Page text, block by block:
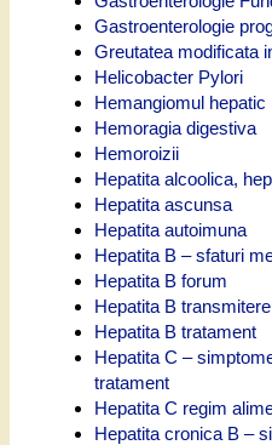
Gastroenterologie
Greutatea modificata
Helicobacter Pylori
Hemangiomul hepatic
Hemoragia digestiva
Hemoroizii
Hepatita alcoolica,
Hepatita ascunsa
Hepatita autoimuna
Hepatita B – sfaturi
Hepatita B forum
Hepatita B
Hepatita B tratament
Hepatita C –
tratament
Hepatita C regim
Hepatita cronica B –